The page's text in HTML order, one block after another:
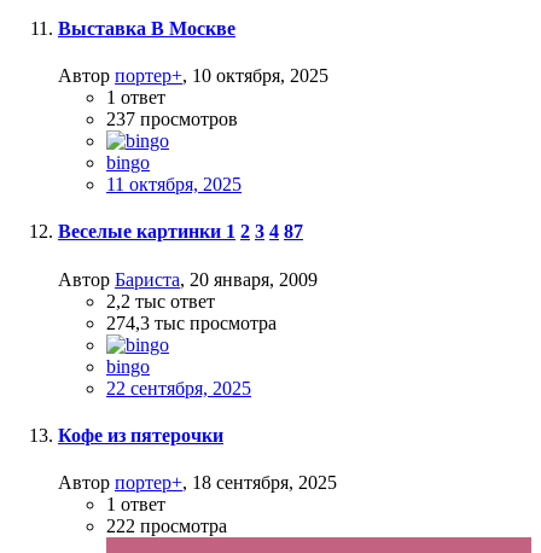
Выставка В Москве
Автор портер+, 10 октября, 2025
1 ответ
237 просмотров
bingo
11 октября, 2025
Веселые картинки 1 2 3 4 87
Автор Бариста, 20 января, 2009
2,2 тыс ответ
274,3 тыс просмотра
bingo
22 сентября, 2025
Кофе из пятерочки
Автор портер+, 18 сентября, 2025
1 ответ
222 просмотра